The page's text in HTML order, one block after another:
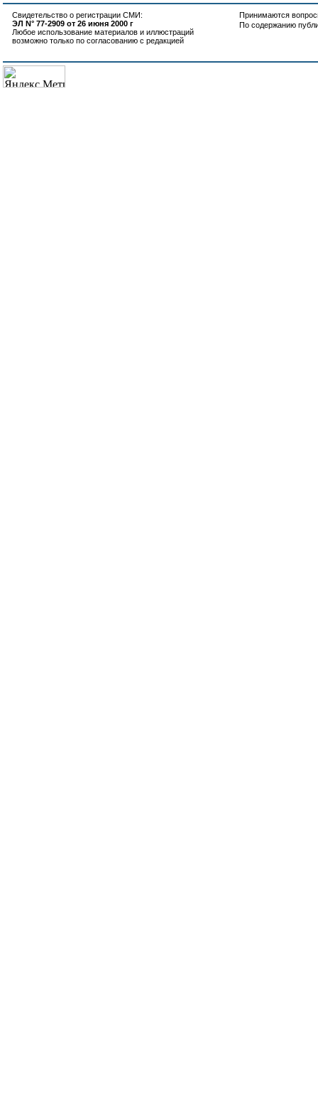
Свидетельство о регистрации СМИ:
ЭЛ N° 77-2909 от 26 июня 2000 г
Любое использование материалов и иллюстраций
возможно только по согласованию с редакцией
Принимаются
По содержанию